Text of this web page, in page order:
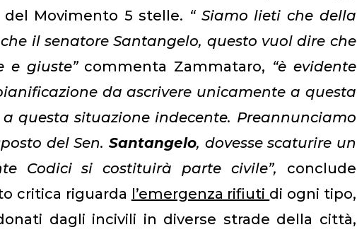
del Movimento 5 stelle. “ Siamo lieti che della
il senatore Santangelo, questo vuol dire che
e giuste” commenta Zammataro, “è evidente
da ascrivere unicamente a questa
questa situazione indecente. Preannunciamo
del Sen.Santangelo, dovesse scaturire un
Codici si costituirà parte civile”, conclude
critica riguarda l’emergenza rifiuti di ogni tipo,
dagli incivili in diverse strade della città,